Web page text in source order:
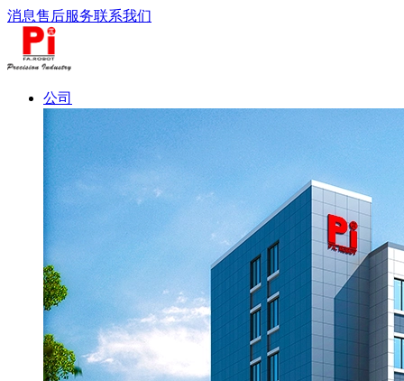
消息售后服务联系我们
公司